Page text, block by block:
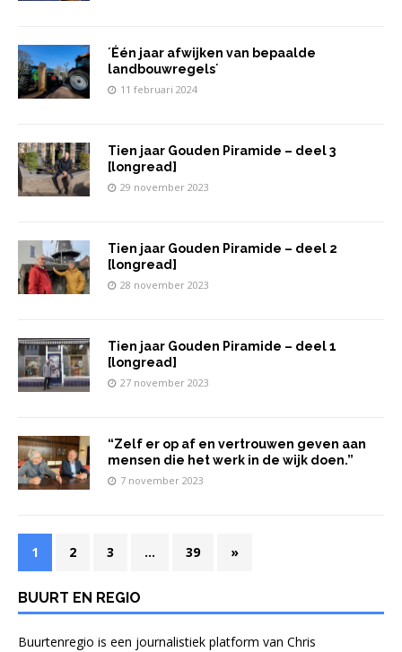
´Één jaar afwijken van bepaalde
landbouwregels´
11 februari 2024
Tien jaar Gouden Piramide – deel 3
[longread]
29 november 2023
Tien jaar Gouden Piramide – deel 2
[longread]
28 november 2023
Tien jaar Gouden Piramide – deel 1
[longread]
27 november 2023
“Zelf er op af en vertrouwen geven aan
mensen die het werk in de wijk doen.”
7 november 2023
1 2 3 … 39 »
BUURT EN REGIO
Buurtenregio is een journalistiek platform van Chris